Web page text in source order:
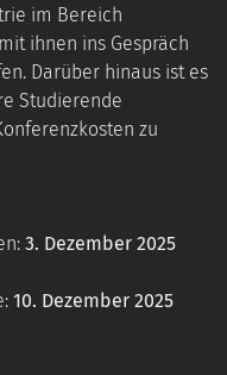
im Bereich
ihnen ins Gespräch
Darüber hinaus ist es
Studierende
zu
3. Dezember 2025
10. Dezember 2025